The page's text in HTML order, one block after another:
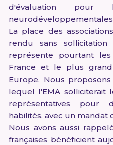
d'évaluation pour
neurodéveloppementales
La place des
rendu sans
représente pourtant
France et le plus
Europe. Nous
lequel l'EMA solliciterait
représentatives pour
habilités, avec un mandat
Nous avons aussi
françaises bénéficient